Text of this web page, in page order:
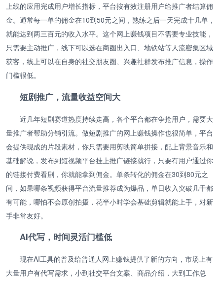
上线的应用完成用户增长指标，平台按有效注册用户给推广者结算佣
金。通常每一单的佣金在10到50元之间，熟练之后一天完成十几单，
就能达到两三百元的收入水平。这个网上赚钱项目不需要专业技能，
只需要主动推广，线下可以选在商圈出入口、地铁站等人流密集区域
获客，线上可以在自身的社交朋友圈、兴趣社群发布推广信息，操作
门槛很低。
短剧推广，流量收益空间大
近几年短剧赛道热度持续走高，各个平台都在争抢用户，需要大
量推广者帮助分销引流。做短剧推广的网上赚钱操作也很简单，平台
会提供现成的片段素材，你只需要用剪映简单拼接，配上背景音乐和
基础解说，发布到短视频平台挂上推广链接就行，只要有用户通过你
的链接付费看剧，你就能拿到佣金。单条转化的佣金在30到80元之
间，如果哪条视频获得平台流量推荐成为爆品，单日收入突破几千都
有可能，哪怕不会原创拍摄，花半小时学会基础剪辑就能上手，对新
手非常友好。
AI代写，时间灵活门槛低
现在AI工具的普及给普通人网上赚钱提供了新的方向，市场上有
大量用户有代写需求，小到社交平台文案、商品介绍，大到工作总